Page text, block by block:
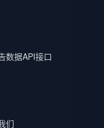
数据API接口
们